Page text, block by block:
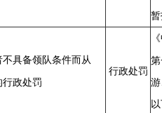
具备领队条件而从
政处罚
行政处罚